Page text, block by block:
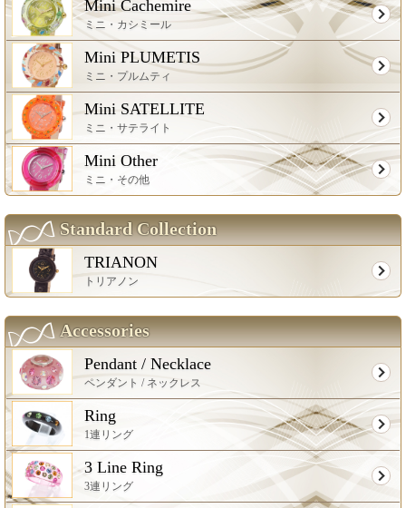
Mini Cachemire
ミニ・カシミール
Mini PLUMETIS
ミニ・プルムティ
Mini SATELLITE
ミニ・サテライト
Mini Other
ミニ・その他
Standard Collection
TRIANON
トリアノン
Accessories
Pendant / Necklace
ペンダント / ネックレス
Ring
1連リング
3 Line Ring
3連リング